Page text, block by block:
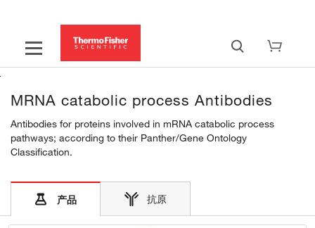
MRNA catabolic process Antibodies
Antibodies for proteins involved in mRNA catabolic process
pathways; according to their Panther/Gene Ontology
Classification.
产品 抗原